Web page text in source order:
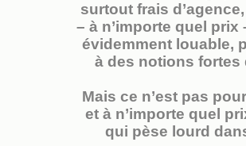
surtout frais
– à n’importe quel
évidemment louable,
à des notions fortes
Mais ce n’est pas
et à n’importe quel
qui pèse lourd